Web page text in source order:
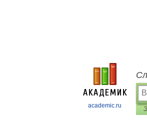
academic.ru